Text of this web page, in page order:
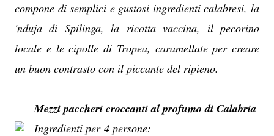
compone di semplici e gustosi ingredienti calabresi, la
'nduja di Spilinga, la ricotta vaccina, il pecorino
locale e le cipolle di Tropea, caramellate per creare
un buon contrasto con il piccante del ripieno.
Mezzi paccheri croccanti al profumo di Calabria
Ingredienti per 4 persone: